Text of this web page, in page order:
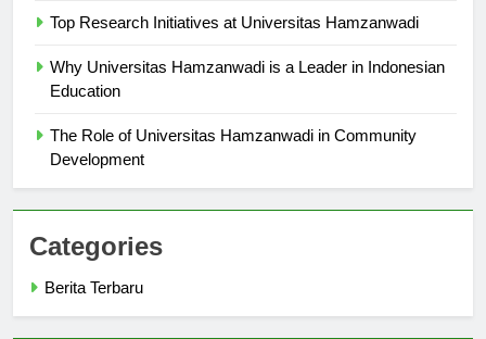
Why Universitas Hamzanwadi is a Leader in Indonesian
The Role of Universitas Hamzanwadi in Community
Categories